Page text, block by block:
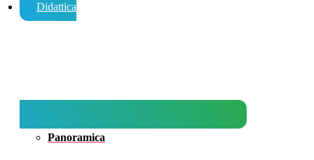
Didattica
Panoramica